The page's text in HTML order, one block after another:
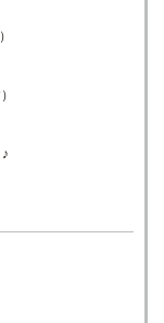
ト制